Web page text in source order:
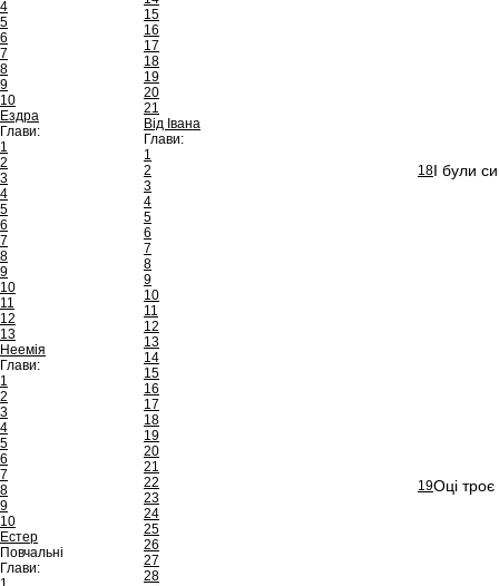
4
5
6
7
8
9
10
Ездра
Глави:
1
2
3
4
5
6
7
8
9
10
11
12
13
Неемія
Глави:
1
2
3
4
5
6
7
8
9
10
Естер
Повчальні
Глави:
15
16
17
18
19
20
21
Від Івана
Глави:
1
2
3
4
5
6
7
8
9
10
11
12
13
14
15
16
17
18
19
20
21
22
23
24
25
26
27
28
18І були
19Оці